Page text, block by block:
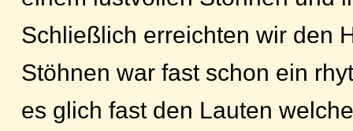
Schließlich erreichten wir den
Stöhnen war fast schon ein
es glich fast den Lauten